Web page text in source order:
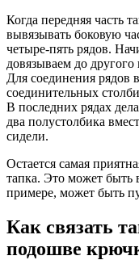
Когда передняя часть
вывязывать боковую
четыре-пять рядов.
довязываем до
Для соединения рядов
соединительных
В последних рядах
два полустолбика
сидели.
Остается самая
тапка. Это может быть
примере, может быть
Как связать
подошве